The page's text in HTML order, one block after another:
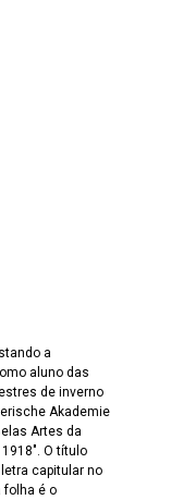
a
aluno das
de inverno
Akademie
Artes da
O título
capitular no
folha é o